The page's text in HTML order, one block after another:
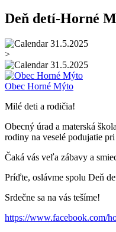
Deň detí-Horné
31.5.2025
>
31.5.2025
Obec Horné Mýto
Milé deti a rodičia!
Obecný úrad a materská
rodiny na veselé podujatie
Čaká vás veľa zábavy a
Príďte, oslávme spolu Deň
Srdečne sa na vás tešíme!
https://www.facebook.com/